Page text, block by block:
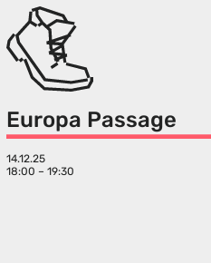
Europa Passage
14.12.25
18:00 – 19:30